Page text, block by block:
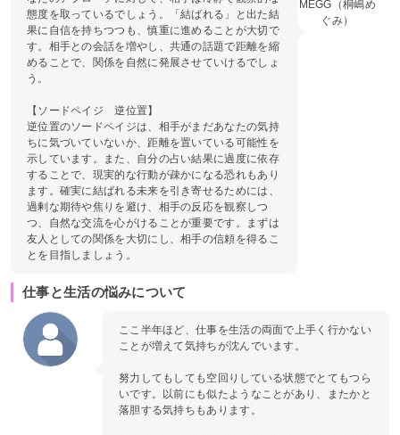
MEGG（桐嶋め
ぐみ）
態度を取っているでしょう。「結ばれる」と出た結
果に自信を持ちつつも、慎重に進めることが大切で
す。相手との会話を増やし、共通の話題で距離を縮
めることで、関係を自然に発展させていけるでしょ
う。
【ソードペイジ 逆位置】
逆位置のソードペイジは、相手がまだあなたの気持
ちに気づいていないか、距離を置いている可能性を
示しています。また、自分の占い結果に過度に依存
することで、現実的な行動が疎かになる恐れもあり
ます。確実に結ばれる未来を引き寄せるためには、
過剰な期待や焦りを避け、相手の反応を観察しつ
つ、自然な交流を心がけることが重要です。まずは
友人としての関係を大切にし、相手の信頼を得るこ
とを目指しましょう。
仕事と生活の悩みについて
ここ半年ほど、仕事を生活の両面で上手く行かない
ことが増えて気持ちが沈んでいます。
努力してもしても空回りしている状態でとてもつら
いです。以前にも似たようなことがあり、またかと
落胆する気持ちもあります。